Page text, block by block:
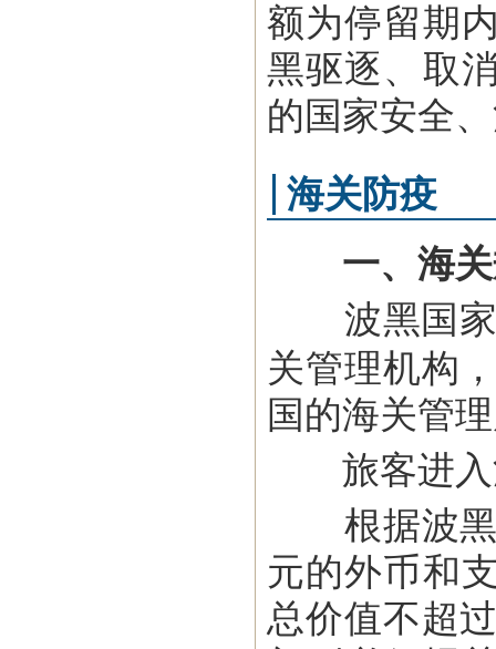
额为停留期
黑驱逐、取
的国家安全
海关防疫
一、海
波黑国家
关管理机构
国的海关管
旅客进入
根据波黑
元的外币和
总价值不超